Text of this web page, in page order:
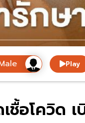
Play
ชื้อโควิด